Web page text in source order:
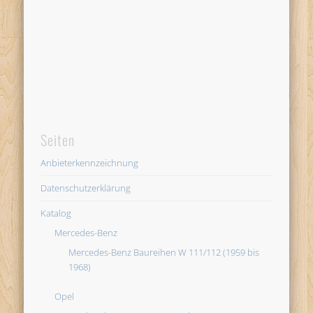
Seiten
Anbieterkennzeichnung
Datenschutzerklärung
Katalog
Mercedes-Benz
Mercedes-Benz Baureihen W 111/112 (1959 bis
1968)
Opel